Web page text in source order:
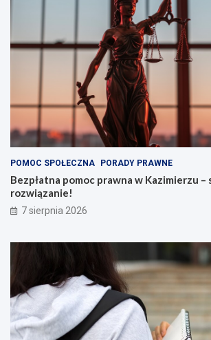
POMOC SPOŁECZNA PORADY PRAWNE
Bezpłatna pomoc prawna w Kazimierzu
rozwiązanie!
7 sierpnia 2026